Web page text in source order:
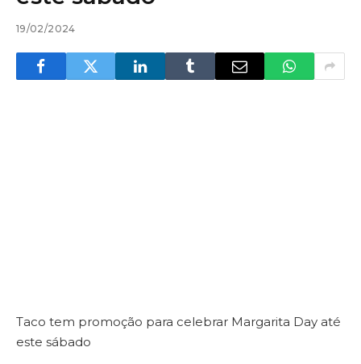
19/02/2024
Taco tem promoção para celebrar Margarita Day até
este sábado